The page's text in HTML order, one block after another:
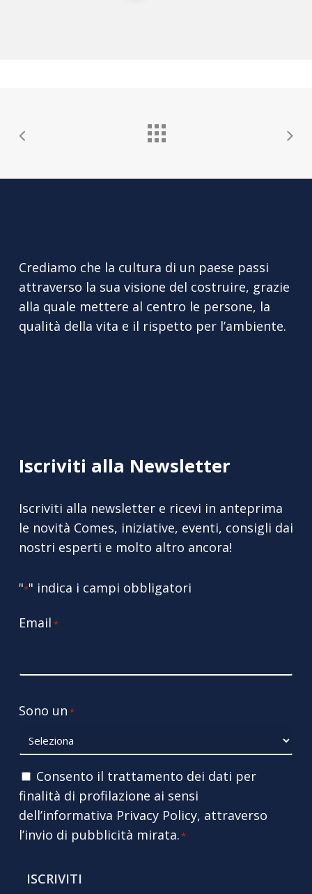
Crediamo che la cultura di un paese passi
attraverso la sua visione del costruire, grazie
alla quale mettere al centro le persone, la
qualità della vita e il rispetto per l’ambiente.
Iscriviti alla Newsletter
Iscriviti alla newsletter e ricevi in anteprima
le novità Comes, iniziative, eventi, consigli dai
nostri esperti e molto altro ancora!
"*" indica i campi obbligatori
Email *
Sono un *
Consenso
*
Consento il trattamento dei dati per
finalità di profilazione ai sensi
dell’informativa Privacy Policy, attraverso
l’invio di pubblicità mirata.*